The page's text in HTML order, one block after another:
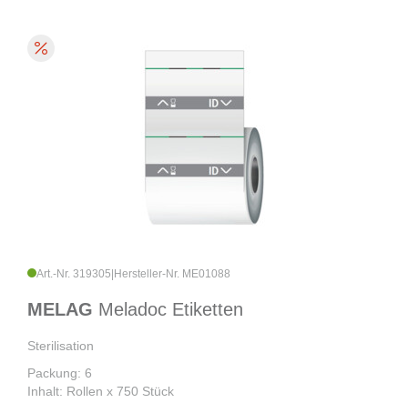
Art.-Nr. 319305 Hersteller-Nr. ME01088
MELAG Meladoc Etiketten
Sterilisation
Packung: 6
Inhalt: Rollen x 750 Stück